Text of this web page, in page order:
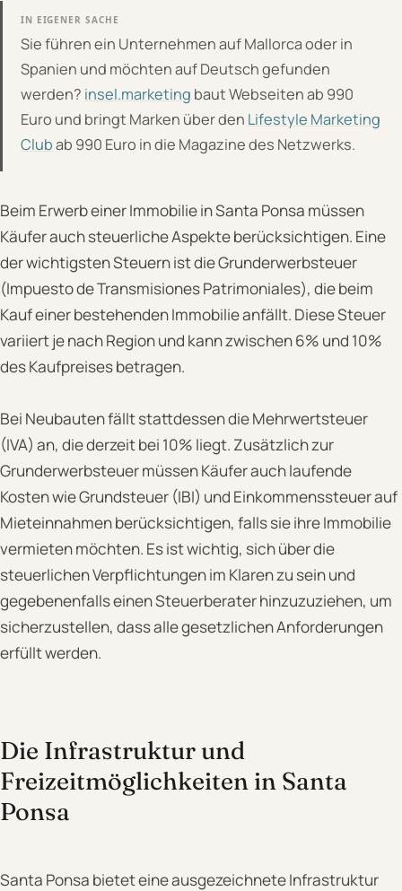
IN EIGENER SACHE
Sie führen ein Unternehmen auf Mallorca oder in
Spanien und möchten auf Deutsch gefunden
werden? insel.marketing baut Webseiten ab 990
Euro und bringt Marken über den Lifestyle Marketing
Clubab 990 Euro in die Magazine des Netzwerks.
Beim Erwerb einer Immobilie in Santa Ponsa müssen
Käufer auch steuerliche Aspekte berücksichtigen. Eine
der wichtigsten Steuern ist die Grunderwerbsteuer
(Impuesto de Transmisiones Patrimoniales), die beim
Kauf einer bestehenden Immobilie anfällt. Diese Steuer
variiert je nach Region und kann zwischen 6% und 10%
des Kaufpreises betragen.
Bei Neubauten fällt stattdessen die Mehrwertsteuer
(IVA) an, die derzeit bei 10% liegt. Zusätzlich zur
Grunderwerbsteuer müssen Käufer auch laufende
Kosten wie Grundsteuer (IBI) und Einkommenssteuer auf
Mieteinnahmen berücksichtigen, falls sie ihre Immobilie
vermieten möchten. Es ist wichtig, sich über die
steuerlichen Verpflichtungen im Klaren zu sein und
gegebenenfalls einen Steuerberater hinzuzuziehen, um
sicherzustellen, dass alle gesetzlichen Anforderungen
erfüllt werden.
Die Infrastruktur und
Freizeitmöglichkeiten in Santa
Ponsa
Santa Ponsa bietet eine ausgezeichnete Infrastruktur